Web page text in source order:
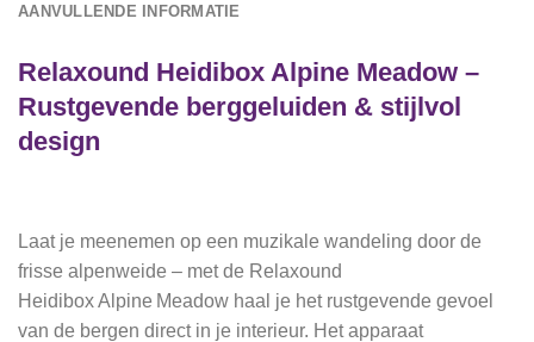
AANVULLENDE INFORMATIE
Relaxound Heidibox Alpine Meadow –
Rustgevende berggeluiden & stijlvol
design
Laat je meenemen op een muzikale wandeling door de
frisse alpenweide – met de Relaxound
Heidibox Alpine Meadow haal je het rustgevende gevoel
van de bergen direct in je interieur. Het apparaat